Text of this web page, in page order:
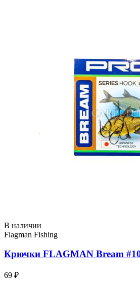
В наличии
Flagman Fishing
Крючки FLAGMAN Bream
69 ₽